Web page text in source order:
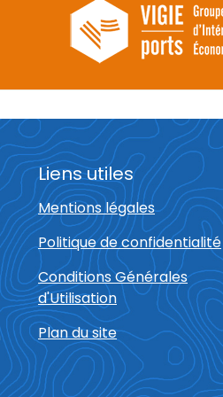
Liens utiles
Mentions légales
Politique de confidentialité
Conditions Générales
d'Utilisation
Plan du site